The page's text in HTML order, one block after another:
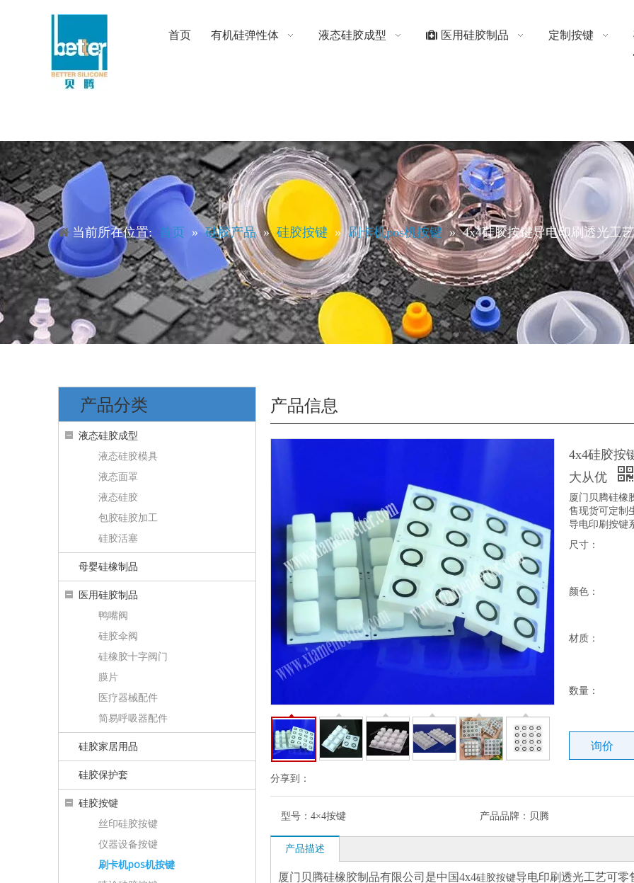
首页 有机硅弹性体 液态硅胶成型 医用硅胶制品 定制按键
当前所在位置: 首页 » 硅胶产品 » 硅胶按键 » 刷卡机pos机按键 » 4x4硅胶按键导电印刷透光工
产品分类
液态硅胶成型
液态硅胶模具
液态面罩
液态硅胶
包胶硅胶加工
硅胶活塞
母婴硅橡制品
医用硅胶制品
鸭嘴阀
硅胶伞阀
硅橡胶十字阀门
膜片
医疗器械配件
简易呼吸器配件
硅胶家居用品
硅胶保护套
硅胶按键
丝印硅胶按键
仪器设备按键
刷卡机pos机按键
产品信息
分享到：
4x4硅胶按
大从优
厦门贝腾硅橡
售现货可定制
导电印刷按键
尺寸：
颜色：
材质：
数量：
询价
型号： 4×4按键 产品品牌： 贝腾
产品描述
厦门贝腾硅橡胶制品有限公司是中国4x4硅胶按键导电印刷透光工艺可